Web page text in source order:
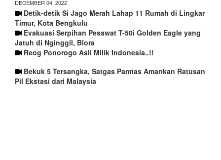
DECEMBER 04, 2022
Detik-detik Si Jago Merah Lahap 11 Rumah di Lingkar
Timur, Kota Bengkulu
Evakuasi Serpihan Pesawat T-50i Golden Eagle yang
Jatuh di Nginggil, Blora
Reog Ponorogo Asli Milik Indonesia..!!
Bekuk 5 Tersangka, Satgas Pamtas Amankan Ratusan
Pil Ekstasi dari Malaysia